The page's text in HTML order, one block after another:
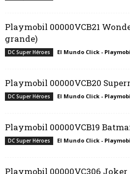
Playmobil 00000VCB21
grande)
DC Super Héroes El Mundo Click -
Playmobil 00000VCB20
DC Super Héroes El Mundo Click -
Playmobil 00000VCB19
DC Super Héroes El Mundo Click -
Playmobil 00000VC306 Joker